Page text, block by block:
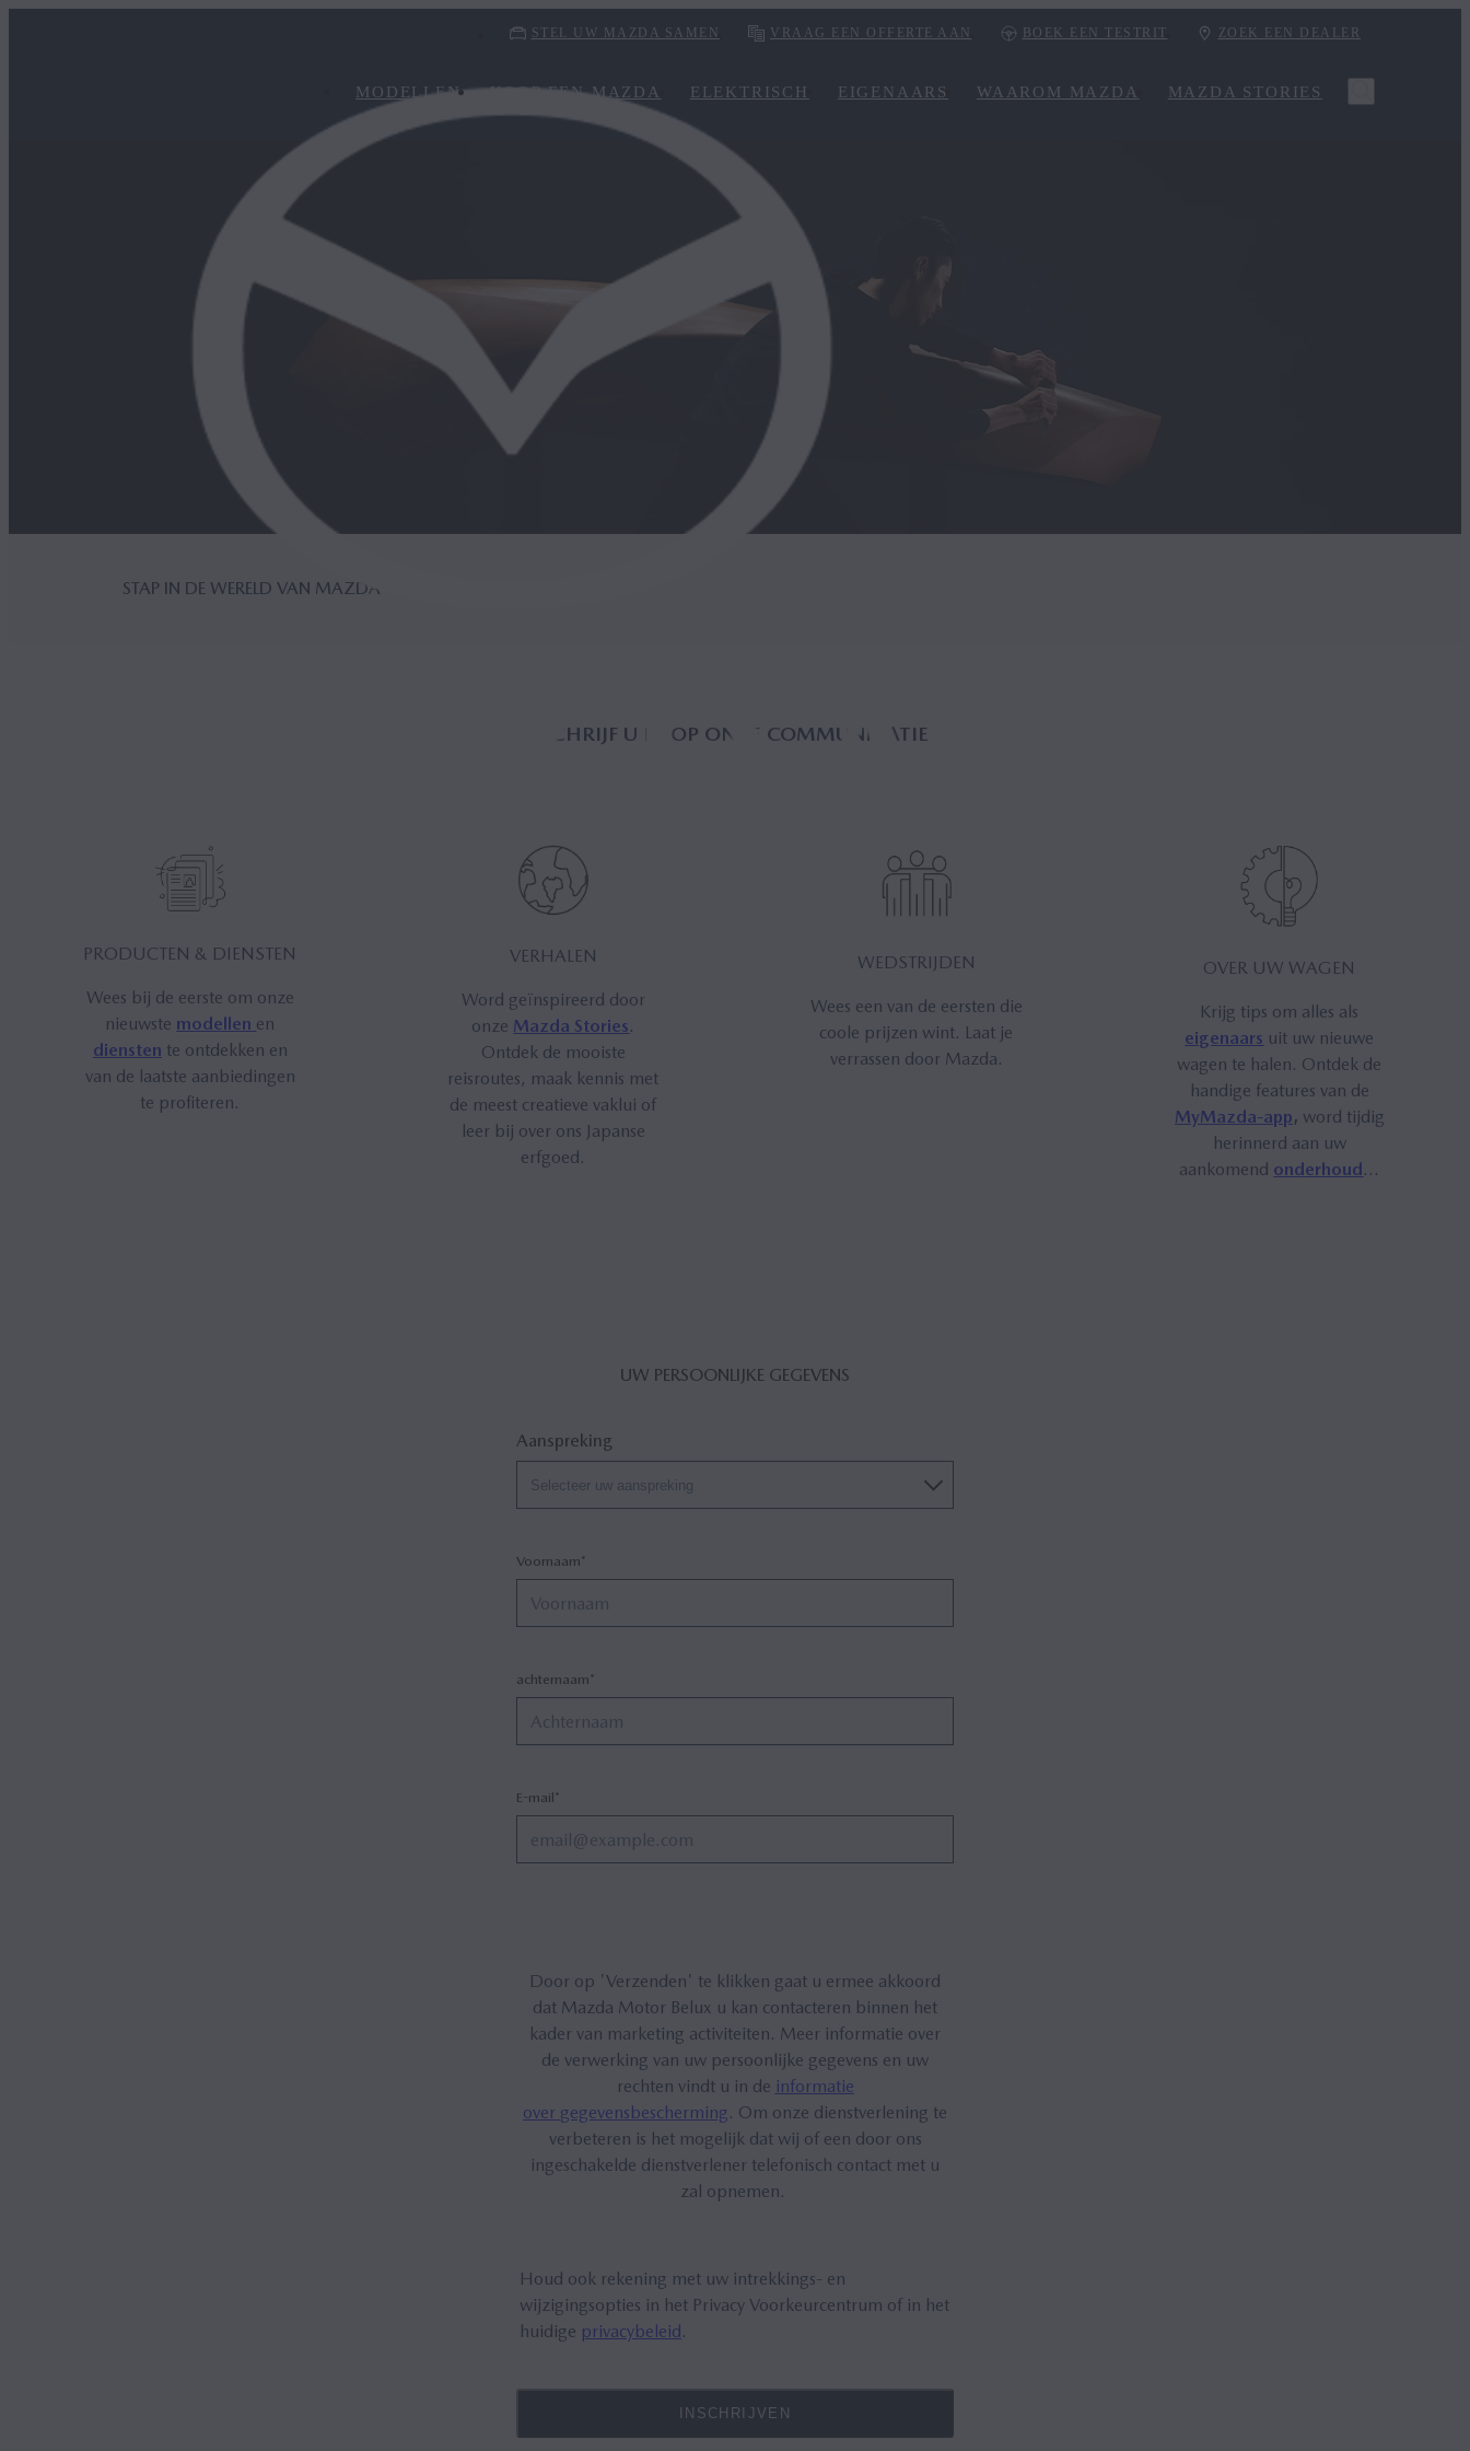
STEL UW MAZDA SAMEN VRAAG EEN OFFERTE AAN BOEK EEN TESTRIT ZOEK EEN DEALER
MODELLEN KOOP EEN MAZDA ELEKTRISCH EIGENAARS WAAROM MAZDA MAZDA STORIES
STAP IN DE WERELD VAN MAZDA
SCHRIJF U IN OP ONZE COMMUNICATIE
PRODUCTEN & DIENSTEN
Wees bij de eerste om onze
nieuwste modellen en
diensten te ontdekken en
van de laatste aanbiedingen
te profiteren.
VERHALEN
Word geïnspireerd door
onze Mazda Stories.
Ontdek de mooiste
reisroutes, maak kennis met
de meest creatieve vaklui of
leer bij over ons Japanse
erfgoed.
WEDSTRIJDEN
Wees een van de eersten die
coole prijzen wint. Laat je
verrassen door Mazda.
OVER UW WAGEN
Krijg tips om alles als
eigenaars uit uw nieuwe
wagen te halen. Ontdek de
handige features van de
MyMazda-app, word tijdig
herinnerd aan uw
aankomend onderhoud ...
UW PERSOONLIJKE GEGEVENS
Aanspreking
Selecteer uw aanspreking
Voornaam*
achternaam*
E-mail*
Door op 'Verzenden' te klikken gaat u ermee akkoord
dat Mazda Motor Belux u kan contacteren binnen het
kader van marketing activiteiten. Meer informatie over
de verwerking van uw persoonlijke gegevens en uw
rechten vindt u in de informatie
over gegevensbescherming. Om onze dienstverlening te
verbeteren is het mogelijk dat wij of een door ons
ingeschakelde dienstverlener telefonisch contact met u
zal opnemen.
Houd ook rekening met uw intrekkings- en
wijzigingsopties in het Privacy Voorkeurcentrum of in het
huidige privacybeleid .
INSCHRIJVEN